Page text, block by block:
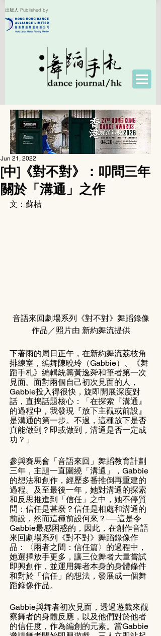
出版人 Published by
[中]《對不對》：叩問三年
關於「溝通」之作
Jun 21, 2022
文：蘇桔
音語來回劇場系列《對不對》舞蹈錄像
作品／照片由 新約舞流提供
下著雨的周日正午，在新約舞流荔枝角
排練室，編舞陳曉玲（Gabbie）、《舞
蹈手札》編輯統籌黃逸舜和筆者第一次
見面。面對兩個自己初次見面的人，
Gabbie投入得很快，旋即開展深度對
話，直搗話題核心：「在探索『溝通』
的過程中，我發現『放下主觀或前設』
是溝通的第一步。不過，這種放下是否
真能做到？即或做到，溝通是否一定成
功？」
參與賽馬會「音語來回」舞蹈教育計劃
三年，主題一直圍繞「溝通」，Gabbie
的想法和創作，經歷多番推倒再重建的
過程。及至最後一年，她對溝通的探索
和反思推進到「信任」之中，她不停質
問：信任是甚麼？信任是相處和溝通的
前設，然而這種前設何來？──這是令
Gabbie最感困惑的，因此，在創作音語
來回劇場系列《對不對》舞蹈錄像作
品：〈兩者之間：信任篇〉的過程中，
她選擇放手更多，讓三位舞者大量嘗試
即興創作，並運用舞者本身的身體條件
和對於「信任」的想法，發展成一個舞
蹈錄像作品。
Gabbie與舞者初次見面，透過遊戲來觀
察舞者的身體反應，以及他們對於他者
的信任度，作為編創的元素。當Gabbie